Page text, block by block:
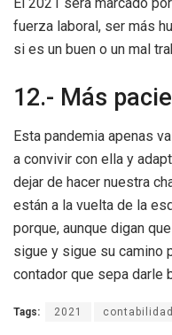
fuerza laboral, ser más
si es un buen o un mal
12.- Más
Esta pandemia apenas
a convivir con ella y
dejar de hacer nuestra
están a la vuelta de la
porque, aunque digan
sigue y sigue su camino
contador que sepa darle
Tags: 2021 contabilidad